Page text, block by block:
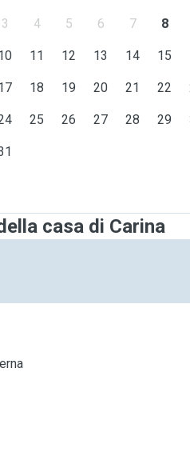
3 4 5 6 7 8
11 12 13 14 15
18 19 20 21 22
25 26 27 28 29
casa di Carina